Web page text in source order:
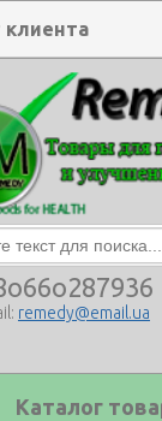
клиента
remedy@email.ua
Каталог